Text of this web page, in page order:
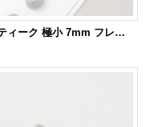
アンティーク 極小 7mm フレンチジェットのボタン 12ピース